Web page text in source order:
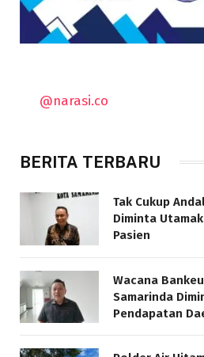
@narasi.co
BERITA TERBARU
Tak Cukup
Diminta
Pasien
Wacana
Samarinda
Pendapatan